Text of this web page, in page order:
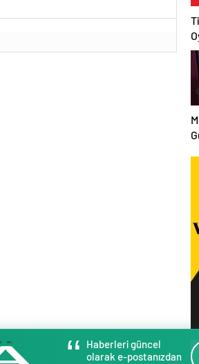
Haberleri güncel
olarak e-postanızdan